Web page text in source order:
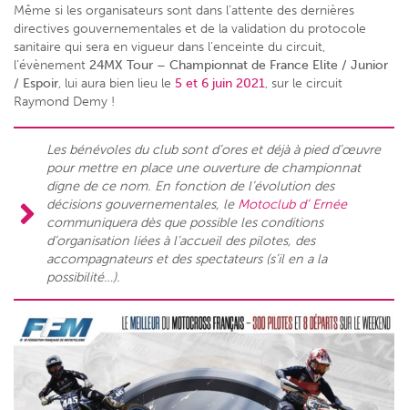
Même si les organisateurs sont dans l’attente des dernières
directives gouvernementales et de la validation du protocole
sanitaire qui sera en vigueur dans l’enceinte du circuit,
l’évènement 24MX Tour – Championnat de France Elite / Junior
/ Espoir, lui aura bien lieu le 5 et 6 juin 2021, sur le circuit
Raymond Demy !
Les bénévoles du club sont d’ores et déjà à pied d’œuvre
pour mettre en place une ouverture de championnat
digne de ce nom. En fonction de l’évolution des
décisions gouvernementales, le Motoclub d’ Ernée
communiquera dès que possible les conditions
d’organisation liées à l’accueil des pilotes, des
accompagnateurs et des spectateurs (s’il en a la
possibilité…).